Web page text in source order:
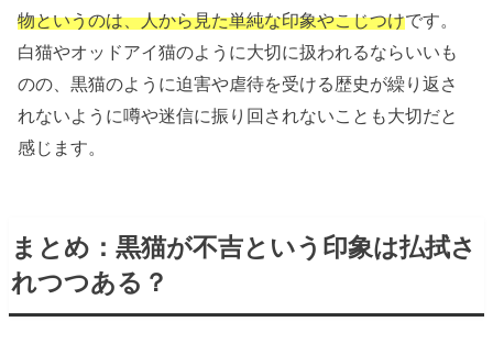
物というのは、人から見た単純な印象やこじつけです。
白猫やオッドアイ猫のように大切に扱われるならいいも
のの、黒猫のように迫害や虐待を受ける歴史が繰り返さ
れないように噂や迷信に振り回されないことも大切だと
感じます。
まとめ：黒猫が不吉という印象は払拭さ
れつつある？